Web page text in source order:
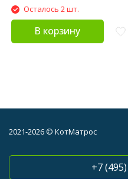
Осталось 2 шт.
В корзину
2021-2026 © КотМатрос
+7